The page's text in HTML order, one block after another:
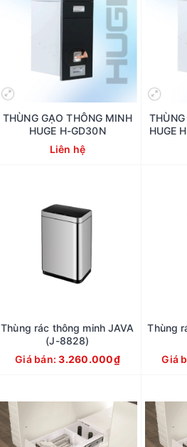
THÙNG GẠO THÔNG MINH
HUGE H-GD30N
Liên hệ
HUGE
Thùng rác thông minh JAVA
(J-8828)
Giá bán:3.260.000₫
Thùng
Giá